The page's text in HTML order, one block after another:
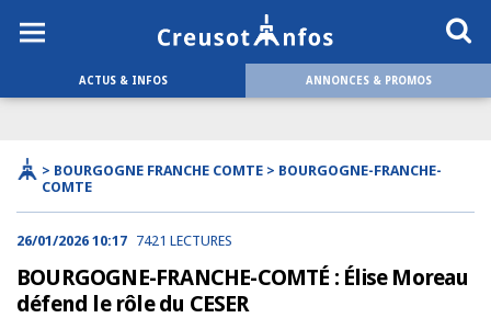
ACTUS & INFOS ANNONCES & PROMOS
> BOURGOGNE FRANCHE COMTE > BOURGOGNE-FRANCHE-
COMTE
26/01/2026 10:17 7421 LECTURES
BOURGOGNE-FRANCHE-COMTÉ : Élise Moreau
défend le rôle du CESER